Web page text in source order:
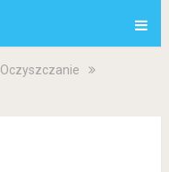
Oczyszczanie